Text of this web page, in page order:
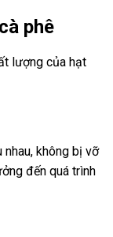
phê
lượng của hạt
không bị vỡ
đến quá trình